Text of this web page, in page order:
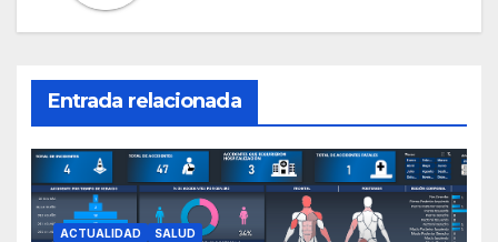
Entrada relacionada
ACTUALIDAD SALUD